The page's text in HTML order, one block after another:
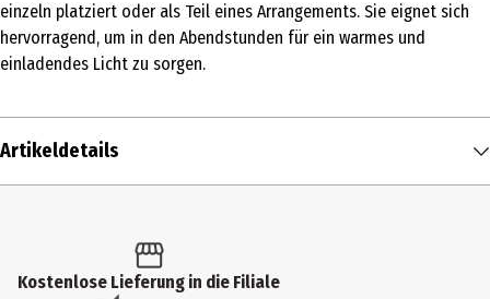
einzeln platziert oder als Teil eines Arrangements. Sie eignet sich
hervorragend, um in den Abendstunden für ein warmes und
einladendes Licht zu sorgen.
Artikeldetails
Produkttyp
Kostenlose Lieferung in die Filiale